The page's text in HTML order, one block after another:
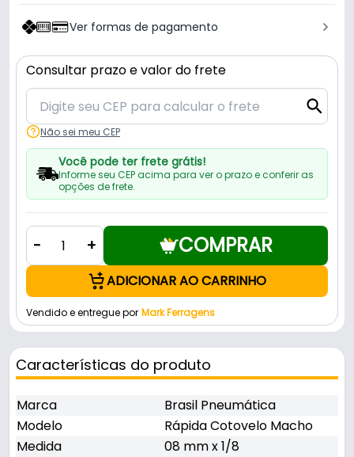
Ver formas de pagamento
Consultar prazo e valor do frete
Não sei meu CEP
Você pode ter frete grátis!
Informe seu CEP acima para ver o prazo e conferir as
opções de frete.
- + COMPRAR
ADICIONAR AO CARRINHO
Vendido e entregue por Mark Ferragens
Características do produto
Marca
Brasil Pneumática
Modelo
Rápida Cotovelo Macho
Medida
08 mm x 1/8